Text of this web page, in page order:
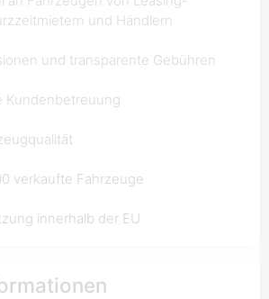
und Händlern
und transparente Gebühren
Kundenbetreuung
verkaufte Fahrzeuge
innerhalb der EU